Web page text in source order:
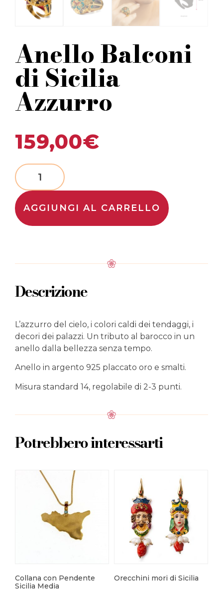
Anello Balconi
di Sicilia
Azzurro
159,00€
AGGIUNGI AL CARRELLO
Descrizione
L’azzurro del cielo, i colori caldi dei tendaggi, i
decori dei palazzi. Un tributo al barocco in un
anello dalla bellezza senza tempo.
Anello in argento 925 placcato oro e smalti.
Misura standard 14, regolabile di 2-3 punti.
Potrebbero interessarti
Collana con Pendente
Sicilia Media
Orecchini mori di Sicilia